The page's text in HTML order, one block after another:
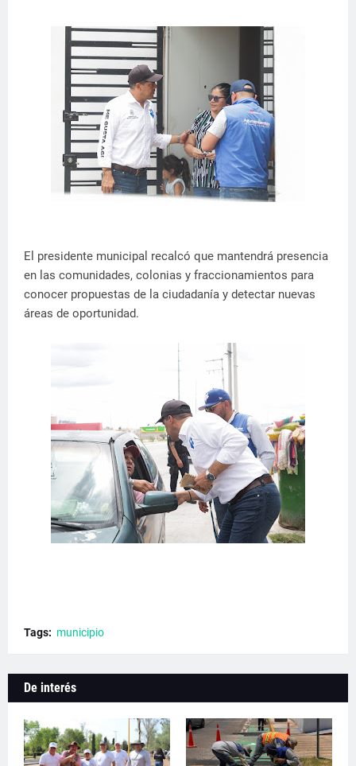
El presidente municipal recalcó que mantendrá presencia
en las comunidades, colonias y fraccionamientos para
conocer propuestas de la ciudadanía y detectar nuevas
áreas de oportunidad.
Tags: municipio
De interés